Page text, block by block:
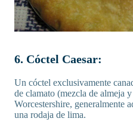
6. Cóctel Caesar:
Un cóctel exclusivamente
de clamato (mezcla de almeja
Worcestershire, generalmente
una rodaja de lima.